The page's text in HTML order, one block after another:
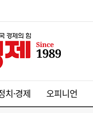
치·경제 오피니언